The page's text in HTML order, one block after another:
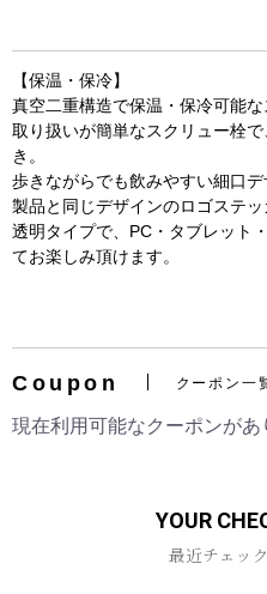
【保温・保冷】
真空二重構造で保温・保冷可能な
取り扱いが簡単なスクリュー栓
き。
歩きながらでも飲みやすい細口デ
製品と同じデザインのロゴステッ
透明タイプで、PC・タブレット
てお楽しみ頂けます。
Coupon クーポン一
現在利用可能なクーポンがあ
YOUR
最近チェッ